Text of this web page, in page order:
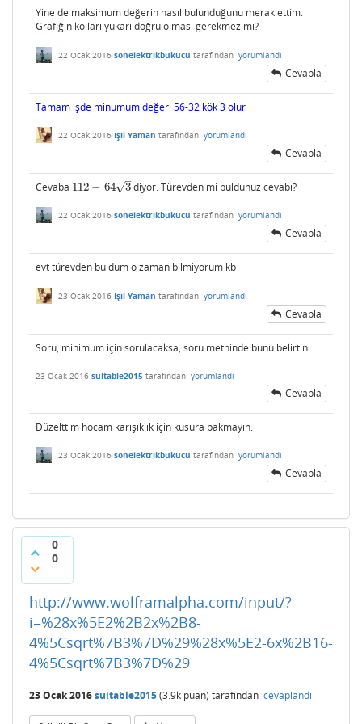
Yine de maksimum değerin nasıl bulunduğunu merak ettim.
Grafiğin kolları yukarı doğru olması gerekmez mi?
22 Ocak 2016 sonelektrikbukucu tarafından yorumlandı
Cevapla
Tamam işde minumum değeri 56-32 kök 3 olur
22 Ocak 2016 Işıl Yaman tarafından yorumlandı
Cevapla
Cevaba 112 − 64 3
–
√
112 −643 diyor. Türevden mi buldunuz cevabı?
22 Ocak 2016 sonelektrikbukucu tarafından yorumlandı
Cevapla
evt türevden buldum o zaman bilmiyorum kb
23 Ocak 2016 Işıl Yaman tarafından yorumlandı
Cevapla
Soru, minimum için sorulacaksa, soru metninde bunu belirtin.
23 Ocak 2016 suitable2015 tarafından yorumlandı
Cevapla
Düzelttim hocam karışıklık için kusura bakmayın.
23 Ocak 2016 sonelektrikbukucu tarafından yorumlandı
Cevapla
0
0
http://www.wolframalpha.com/input/?
i=%28x%5E2%2B2x%2B8-
4%5Csqrt%7B3%7D%29%28x%5E2-6x%2B16-
4%5Csqrt%7B3%7D%29
23 Ocak 2016suitable2015(3.9k puan) tarafından cevaplandı